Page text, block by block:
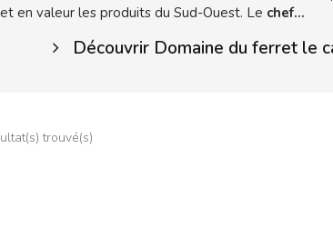
en valeur les produits du Sud-Ouest. Le chef...
Découvrir Domaine du ferret le
trouvé(s)